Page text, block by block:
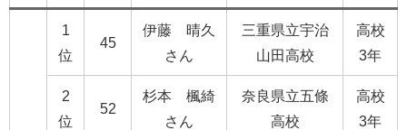
1
位
45
伊藤 晴久
さん
三重県立宇治
山田高校
高校
3年
2
位
52
杉本 楓綺
さん
奈良県立五條
高校
高校
3年